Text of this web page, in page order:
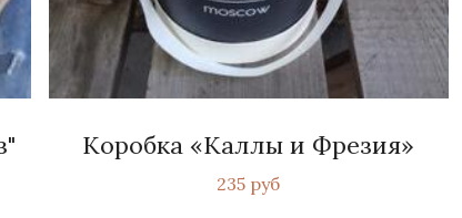
Коробка «Каллы и Фрезия»
235 руб